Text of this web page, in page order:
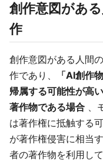
創作意図があ
作
創作意図がある人間
作であり、
「AI創作
帰属する可能性が高い
著作物である場合 、
は著作権に抵触する
が著作権侵害に相当
者の著作物を利用し